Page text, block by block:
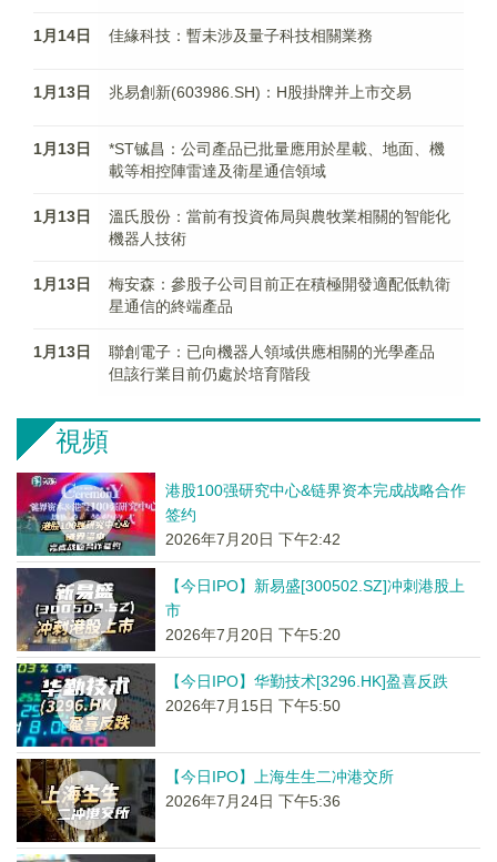
1月14日 佳緣科技：暫未涉及量子科技相關業務
1月13日 兆易創新(603986.SH)：H股掛牌并上市交易
1月13日
*ST铖昌：公司產品已批量應用於星載、地面、機
載等相控陣雷達及衛星通信領域
1月13日
溫氏股份：當前有投資佈局與農牧業相關的智能化
機器人技術
1月13日
梅安森：參股子公司目前正在積極開發適配低軌衛
星通信的終端產品
1月13日
聯創電子：已向機器人領域供應相關的光學產品
但該行業目前仍處於培育階段
視頻
港股100强研究中心&链界资本完成战略合作
签约
2026年7月20日 下午2:42
【今日IPO】新易盛[300502.SZ]冲刺港股上
市
2026年7月20日 下午5:20
【今日IPO】华勤技术[3296.HK]盈喜反跌
2026年7月15日 下午5:50
【今日IPO】上海生生二冲港交所
2026年7月24日 下午5:36